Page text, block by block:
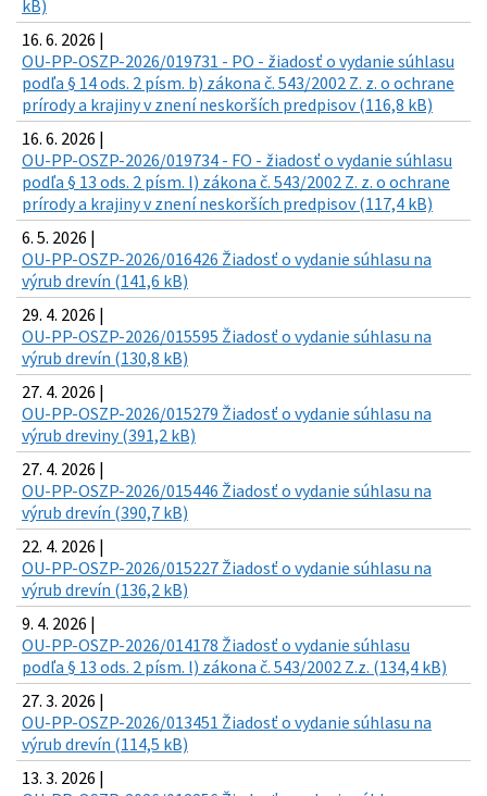
kB)
16. 6. 2026 |
OU-PP-OSZP-2026/019731 - PO - žiadosť o vydanie súhlasu
podľa § 14 ods. 2 písm. b) zákona č. 543/2002 Z. z. o ochrane
prírody a krajiny v znení neskorších predpisov (116,8 kB)
16. 6. 2026 |
OU-PP-OSZP-2026/019734 - FO - žiadosť o vydanie súhlasu
podľa § 13 ods. 2 písm. l) zákona č. 543/2002 Z. z. o ochrane
prírody a krajiny v znení neskorších predpisov (117,4 kB)
6. 5. 2026 |
OU-PP-OSZP-2026/016426 Žiadosť o vydanie súhlasu na
výrub drevín (141,6 kB)
29. 4. 2026 |
OU-PP-OSZP-2026/015595 Žiadosť o vydanie súhlasu na
výrub drevín (130,8 kB)
27. 4. 2026 |
OU-PP-OSZP-2026/015279 Žiadosť o vydanie súhlasu na
výrub dreviny (391,2 kB)
27. 4. 2026 |
OU-PP-OSZP-2026/015446 Žiadosť o vydanie súhlasu na
výrub drevín (390,7 kB)
22. 4. 2026 |
OU-PP-OSZP-2026/015227 Žiadosť o vydanie súhlasu na
výrub drevín (136,2 kB)
9. 4. 2026 |
OU-PP-OSZP-2026/014178 Žiadosť o vydanie súhlasu
podľa § 13 ods. 2 písm. l) zákona č. 543/2002 Z.z. (134,4 kB)
27. 3. 2026 |
OU-PP-OSZP-2026/013451 Žiadosť o vydanie súhlasu na
výrub drevín (114,5 kB)
13. 3. 2026 |